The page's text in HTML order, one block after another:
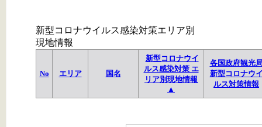
新型コロナウイルス感染対策エリア別
現地情報
No エリア 国名
新型コロナウイ
ルス感染対策 エ
リア別現地情報
▲
各国政府観光
新型コロナウ
ルス対策情報